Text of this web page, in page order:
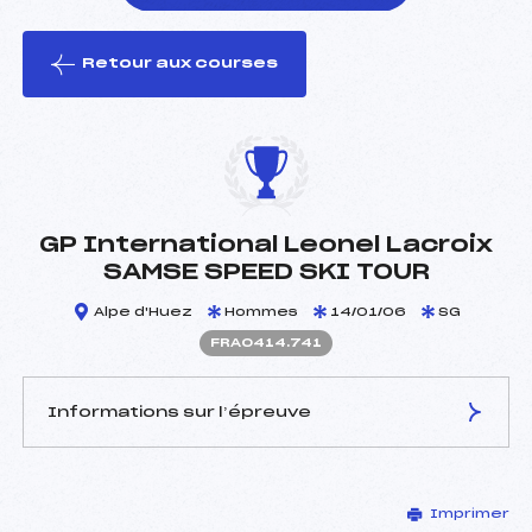
le ski
Retour aux courses
GP International Leonel Lacroix
SAMSE SPEED SKI TOUR
Alpe d'Huez Hommes 14/01/06 SG
FRA0414.741
Informations sur l’épreuve
MAISON SILVANO (ITA)
Imprimer